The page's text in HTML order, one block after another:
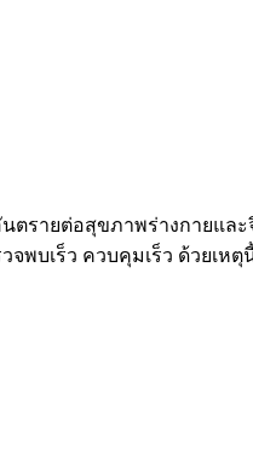
ตรายต่อสุขภาพร่างกายแล
พบเร็ว ควบคุมเร็ว ด้วยเห